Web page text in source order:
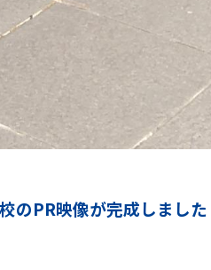
のPR映像が完成しまし